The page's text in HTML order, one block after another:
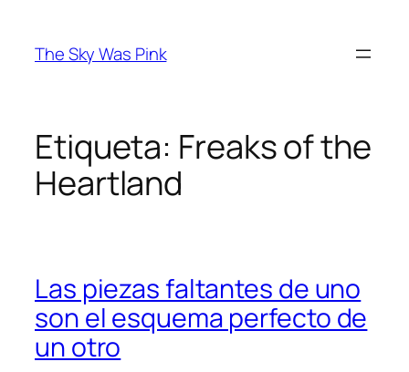
contenido
The Sky Was Pink
Etiqueta: Freaks of the
Heartland
Las piezas faltantes de uno
son el esquema perfecto de
un otro